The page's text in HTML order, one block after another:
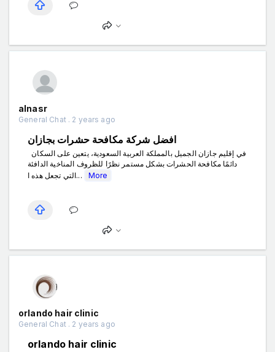
alnasr
General Chat . 2 years ago
افضل شركة مكافحة حشرات بجازان
في إقليم جازان الجميل بالمملكة العربية السعودية، يتعين على السكان
دائمًا مكافحة الحشرات بشكل مستمر نظرًا للظروف المناخية الدافئة
التي تجعل هذه ا...
More
orlando hair clinic
General Chat . 2 years ago
orlando hair clinic